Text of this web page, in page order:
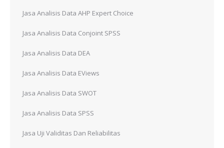
Jasa Analisis Data AHP Expert Choice
Jasa Analisis Data Conjoint SPSS
Jasa Analisis Data DEA
Jasa Analisis Data EViews
Jasa Analisis Data SWOT
Jasa Analisis Data SPSS
Jasa Uji Validitas Dan Reliabilitas